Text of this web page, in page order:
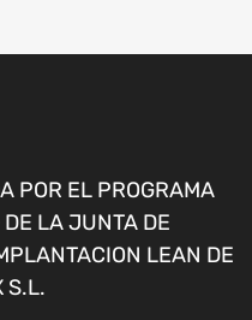
POR EL PROGRAMA
LA JUNTA DE
LEAN DE
S.L.